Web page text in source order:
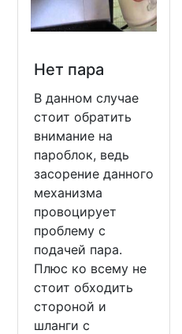
Нет пара
В данном случае
стоит обратить
внимание на
пароблок, ведь
засорение данного
механизма
провоцирует
проблему с
подачей пара.
Плюс ко всему не
стоит обходить
стороной и
шланги с